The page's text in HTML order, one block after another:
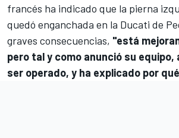
francés ha indicado que la pierna
quedó enganchada en la Ducati de
graves consecuencias, "está
pero tal y como anunció su equipo,
ser operado, y ha explicado por